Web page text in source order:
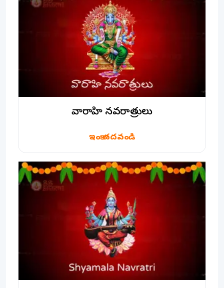
వారాహి నవరాత్రులు
ఇంకా చదవండి